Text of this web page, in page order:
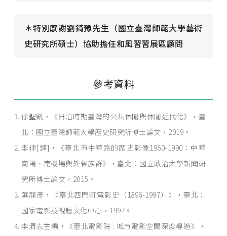
＊特別感謝劉錡豫先生（國立臺灣師範大學藝術
史研究所碩士）協助擔任和風習習展區顧問
參考資料
徐聖凱，《日治時期臺灣的公共休閒與休閒近代化》，臺
北：國立臺灣師範大學歷史研究所博士論文，2019。
李律[鋒]，《臺北市中華路的歷史影像1960-1990：中華
商場、南機場與外省族群》，臺北：國立政治大學新聞研
究所博士論文，2015。
葉龍彥，《臺北西門町電影史（1896-1997）》，臺北：
國家電影及視聽文化中心，1997。
李清志主編，《臺北電影院 : 城市電影空間深度導遊》，